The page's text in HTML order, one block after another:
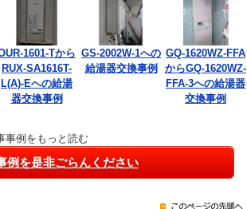
1601-Tから
RUX-SA1616T-
L(A)-Eへの給湯
器交換事例
GS-2002W-1への
給湯器交換事例
GQ-1620WZ-FFA
からGQ-1620WZ-
FFA-3への給湯器
交換事例
事例をもっと読む
例を是非ごらんください